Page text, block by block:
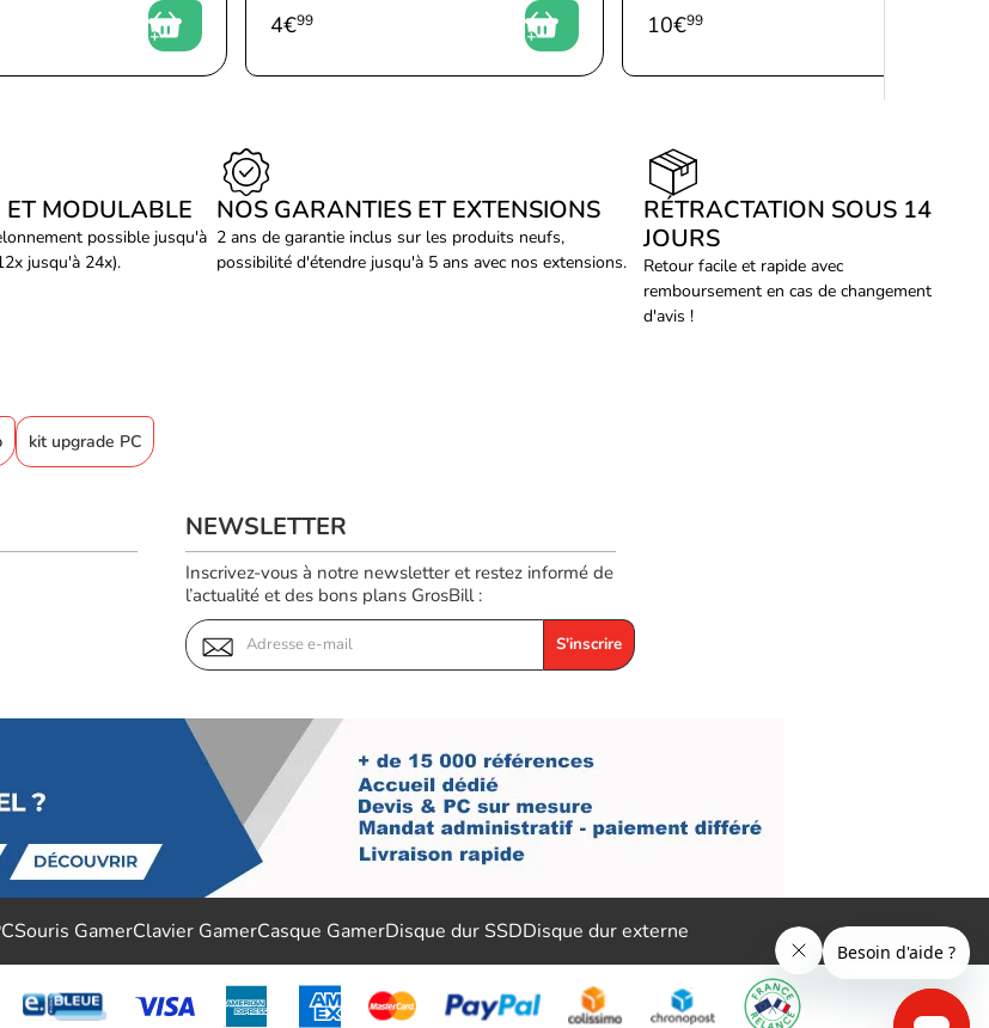
4€99 10€99
ET MODULABLE
possible jusqu'à
jusqu'à 24x).
NOS GARANTIES ET EXTENSIONS
2 ans de garantie inclus sur les produits neufs,
possibilité d'étendre jusqu'à 5 ans avec nos extensions.
RÉTRACTATION SOUS 14
JOURS
Retour facile et rapide avec
remboursement en cas de changement
d'avis !
kit upgrade PC
NEWSLETTER
Inscrivez-vous à notre newsletter et restez informé de
l’actualité et des bons plans GrosBill :
S'inscrire
Souris GamerClavier GamerCasque GamerDisque dur SSDDisque dur externe